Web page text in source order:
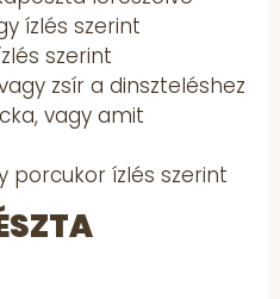
ízlés szerint
szerint
zsír a dinszteléshez
vagy amit
porcukor ízlés szerint